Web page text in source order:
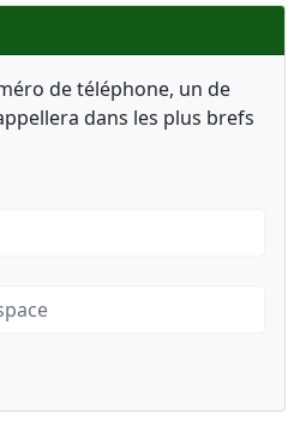
de téléphone, un de
dans les plus brefs